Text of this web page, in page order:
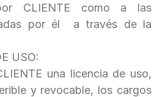
CLIENTE como a las
por él a través de la
USO:
una licencia de uso,
y revocable, los cargos